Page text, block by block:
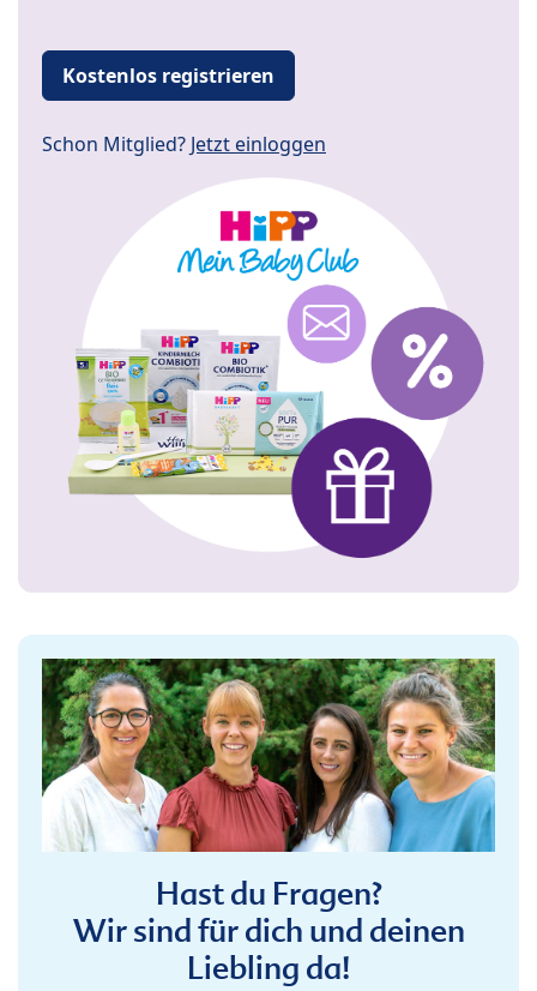
Kostenlos registrieren
Schon Mitglied? Jetzt einloggen
Hast du Fragen?
Wir sind für dich und deinen
Liebling da!